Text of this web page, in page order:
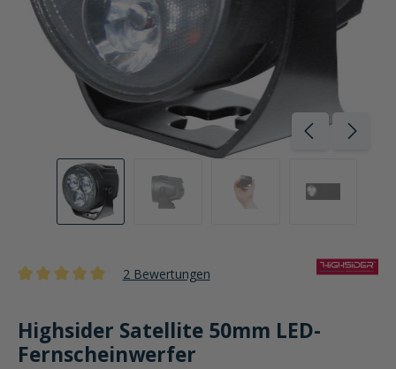
2 Bewertungen
Highsider Satellite 50mm LED-
Fernscheinwerfer